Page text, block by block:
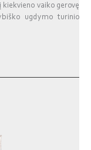
vaiko gerovę
ugdymo turinio